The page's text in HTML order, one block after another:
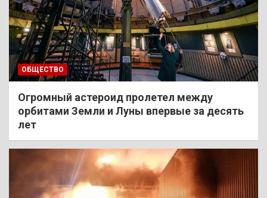
ОБЩЕСТВО
Огромный астероид пролетел между
орбитами Земли и Луны впервые за десять
лет